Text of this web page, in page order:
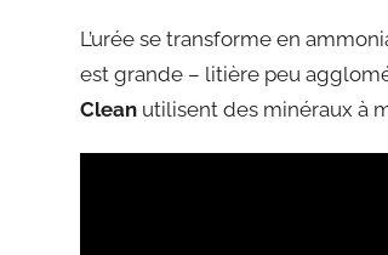
L’urée se transforme en
est grande – litière peu
Clean utilisent des minéraux à